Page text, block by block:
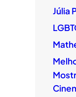
Júlia